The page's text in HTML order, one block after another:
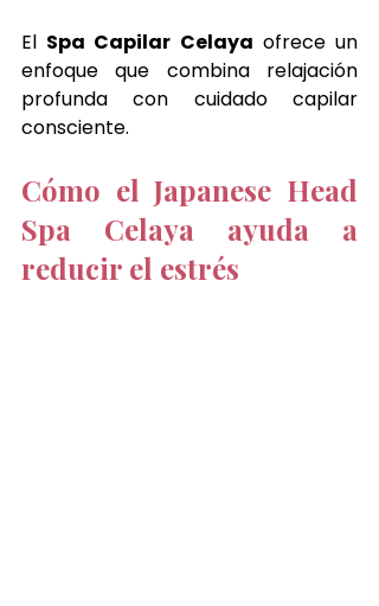
El Spa Capilar Celaya ofrece un
enfoque que combina relajación
profunda con cuidado capilar
consciente.
Cómo el Japanese Head
Spa Celaya ayuda a
reducir el estrés